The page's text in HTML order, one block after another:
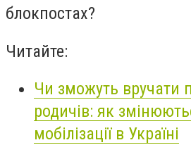
блокпостах?
Читайте:
Чи зможуть вручати
родичів: як
мобілізації в Україні